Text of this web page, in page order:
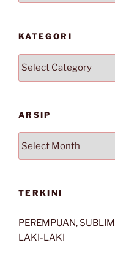
KATEGORI
Kategori
ARSIP
TERKINI
PEREMPUAN,
LAKI-LAKI